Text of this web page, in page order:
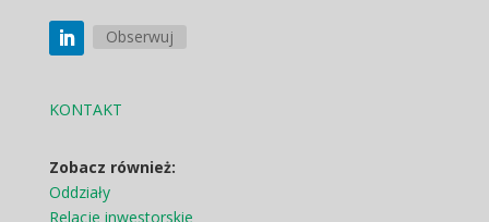
Obserwuj
KONTAKT
Zobacz również:
Oddziały
Relacje inwestorskie